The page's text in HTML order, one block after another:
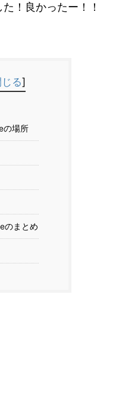
！良かったー！！
る]
の場所
のまとめ